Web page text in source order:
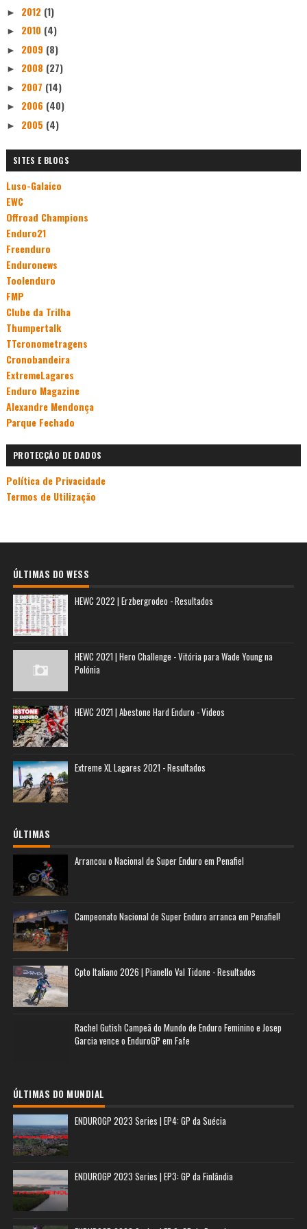
► 2012 (1)
► 2010 (4)
► 2009 (8)
► 2008 (27)
► 2007 (14)
► 2006 (40)
► 2005 (4)
SITES E BLOGS
Luso-Galaico
EWC
Offroad Champions
Enduro21
Freenduro
Enduronews
Toolenduro
FMP
Clube da Trilha
Thumpertalk
TTcronometragens
Cronobandeira
ExtremeLagares
Enduro Magazine
Alexandre Mendonça
Parque Fechado
PROTECÇÃO DE DADOS
Política de Privacidade
Termos de Utilização
ÚLTIMAS DO WESS
HEWC 2022 | Erzbergrodeo - Resultados
HEWC 2021 | Hero Challenge - Vitória para Wade Young na
Polónia
HEWC 2021 | Abestone Hard Enduro - Videos
Extreme XL Lagares 2021 - Resultados
ÚLTIMAS
Arrancou o Nacional de Super Enduro em Penafiel
Campeonato Nacional de Super Enduro arranca em Penafiel!
Cpto Italiano 2026 | Pianello Val Tidone - Resultados
Rachel Gutish Campeã do Mundo de Enduro Feminino e Josep
Garcia vence o EnduroGP em Fafe
ÚLTIMAS DO MUNDIAL
ENDUROGP 2023 Series | EP4: GP da Suécia
ENDUROGP 2023 Series | EP3: GP da Finlândia